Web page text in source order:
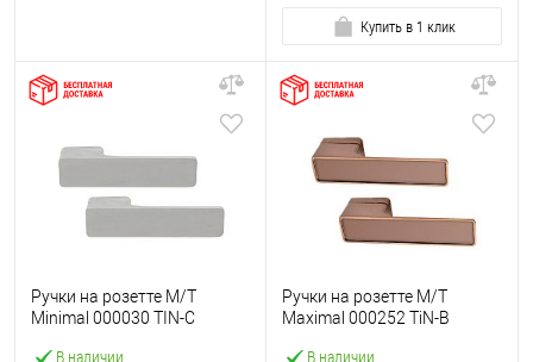
Купить в 1 клик
В наличии
Ручки на розетте M/T
Minimal 000030 TIN-C
В наличии
Ручки на розетте M/T
Maximal 000252 TiN-B